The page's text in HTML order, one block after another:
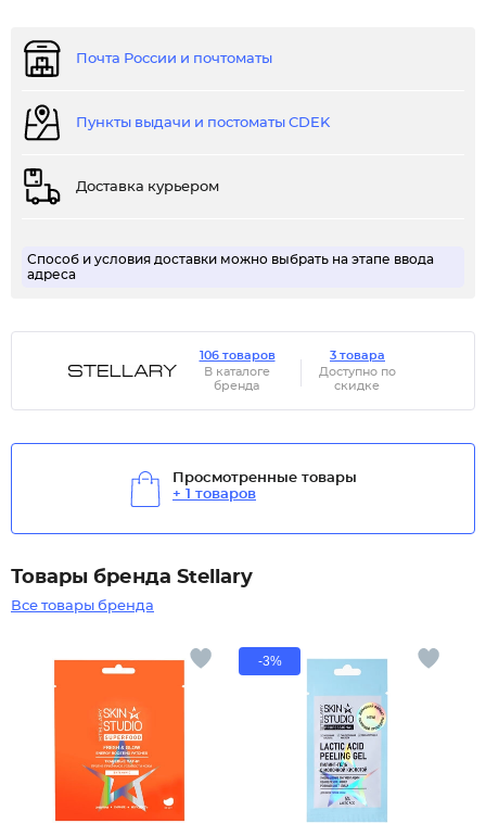
Почта России и почтоматы
Пункты выдачи и постоматы CDEK
Доставка курьером
Способ и условия доставки можно выбрать на этапе ввода
адреса
106 товаров
В каталоге
бренда
3 товара
Доступно по
скидке
Просмотренные товары
+ 1 товаров
Товары бренда Stellary
Все товары бренда
-3%